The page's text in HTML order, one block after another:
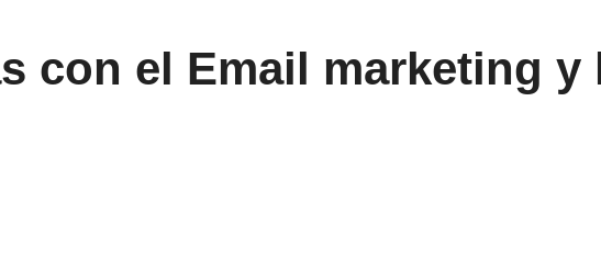
con el Email marketing y